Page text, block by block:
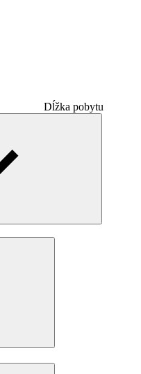
Dĺžka pobytu